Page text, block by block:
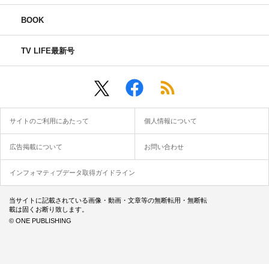
BOOK
TV LIFE最新号
サイトのご利用にあたって 個人情報について
広告掲載について お問い合わせ
インフォマティブデータ取得ガイドライン
当サイトに記載されている画像・動画・文章等の無断転用・無断転
載は固くお断り致します。
© ONE PUBLISHING